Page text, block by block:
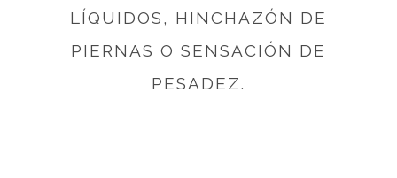
LÍQUIDOS, HINCHAZÓN DE
PIERNAS O SENSACIÓN DE
PESADEZ.